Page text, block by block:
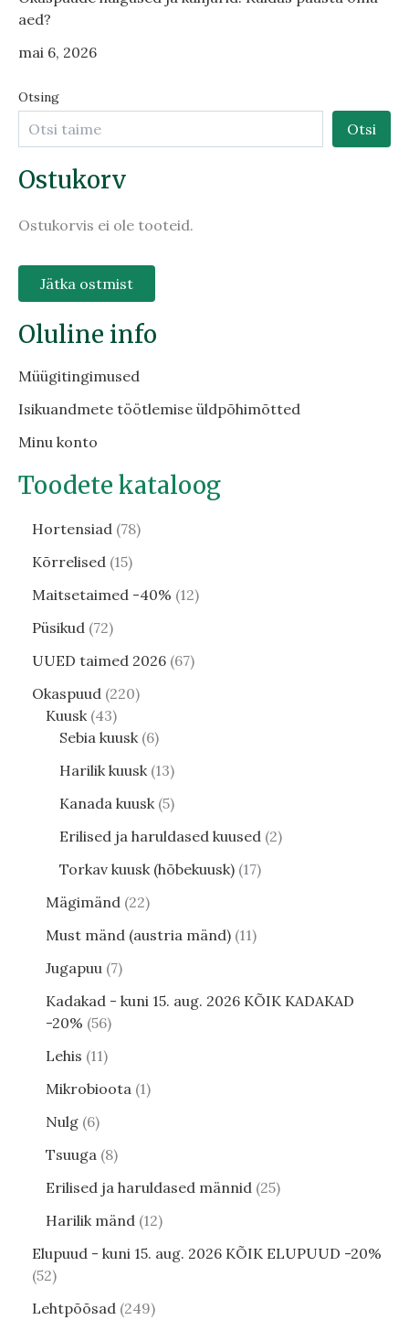
aed?
mai 6, 2026
Otsing
Otsi
Ostukorv
Ostukorvis ei ole tooteid.
Jätka ostmist
Oluline info
Müügitingimused
Isikuandmete töötlemise üldpõhimõtted
Minu konto
Toodete kataloog
Hortensiad 78
Kõrrelised 15
Maitsetaimed -40% 12
Püsikud 72
UUED taimed 2026 67
Okaspuud 220
Kuusk 43
Sebia kuusk 6
Harilik kuusk 13
Kanada kuusk 5
Erilised ja haruldased kuused 2
Torkav kuusk (hõbekuusk) 17
Mägimänd 22
Must mänd (austria mänd) 11
Jugapuu 7
Kadakad - kuni 15. aug. 2026 KÕIK KADAKAD
-20% 56
Lehis 11
Mikrobioota 1
Nulg 6
Tsuuga 8
Erilised ja haruldased männid 25
Harilik mänd 12
Elupuud - kuni 15. aug. 2026 KÕIK ELUPUUD -20%
52
Lehtpõõsad 249